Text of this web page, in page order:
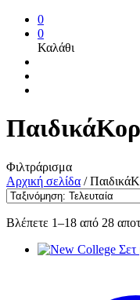
0
0
Καλάθι
Φιλτράρισμα
Αρχική σελίδα /
Βλέπετε 1–18 από 28